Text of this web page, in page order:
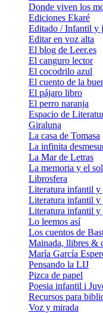
Donde viven los
Ediciones Ekaré
Editado / Infantil y
Editar en voz alta
El blog de Leer.es
El canguro lector
El cocodrilo azul
El cuento de la
El pájaro libro
El perro naranja
Espacio de
Giraluna
La casa de Tomasa
La infinita
La Mar de Letras
La memoria y el sol
Librosfera
Literatura infantil y
Literatura infantil y
Literatura infantil y
Lo leemos así­
Los cuentos de
Mainada, llibres &
Marí­a Garcí­a
Pensando la LIJ
Pizca de papel
Poesia infantil i
Recursos para
Voz y mirada